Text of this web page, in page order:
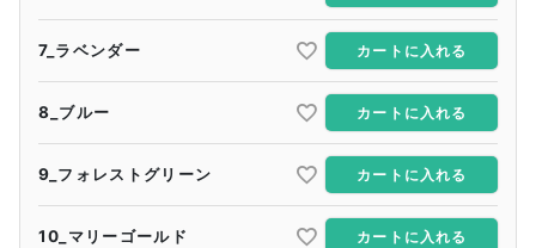
7_ラベンダー カートに入れる
8_ブルー カートに入れる
9_フォレストグリーン カートに入れる
10_マリーゴールド カートに入れる